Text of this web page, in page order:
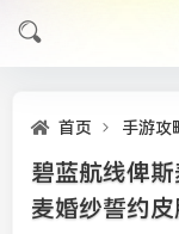
首页 手游攻
碧蓝航线俾
麦婚纱誓约